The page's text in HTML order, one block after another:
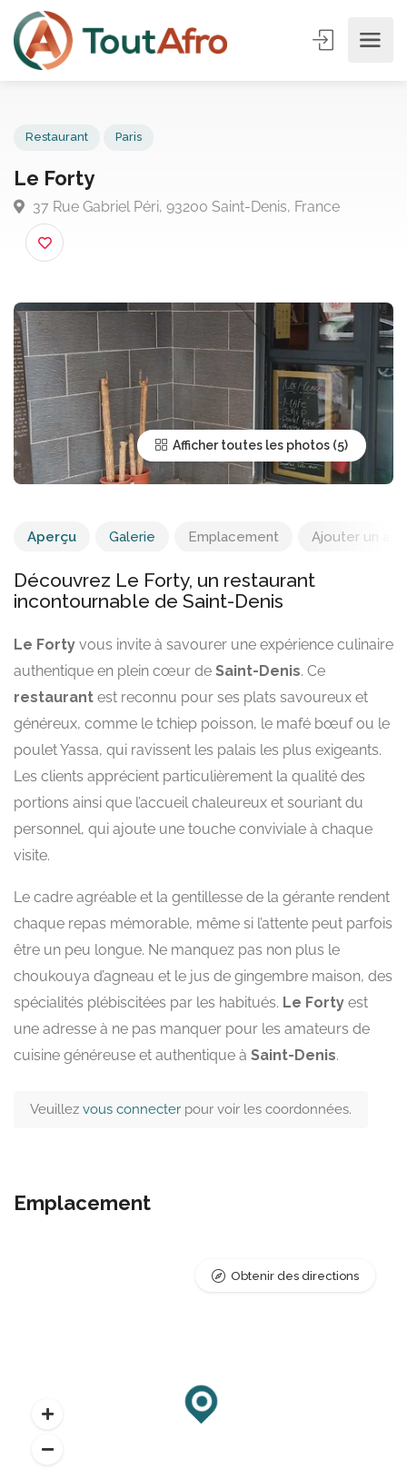
Le Forty
37 Rue Gabriel Péri, 93200 Saint-Denis, France
Afficher toutes les photos
Aperçu Galerie Emplacement Ajouter un avis
Découvrez Le Forty, un restaurant
incontournable de Saint-Denis
Le Forty vous invite à savourer une expérience culinaire
authentique en plein cœur de Saint-Denis. Ce
restaurant est reconnu pour ses plats savoureux et
généreux, comme le tchiep poisson, le mafé bœuf ou le
poulet Yassa, qui ravissent les palais les plus exigeants.
Les clients apprécient particulièrement la qualité des
portions ainsi que l’accueil chaleureux et souriant du
personnel, qui ajoute une touche conviviale à chaque
visite.
Le cadre agréable et la gentillesse de la gérante rendent
chaque repas mémorable, même si l’attente peut parfois
être un peu longue. Ne manquez pas non plus le
choukouya d’agneau et le jus de gingembre maison, des
spécialités plébiscitées par les habitués. Le Forty est
une adresse à ne pas manquer pour les amateurs de
cuisine généreuse et authentique à Saint-Denis.
Veuillez vous connecter pour voir les coordonnées.
Emplacement
Obtenir des directions